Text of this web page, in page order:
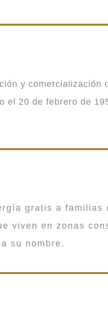
y comercialización
el 20 de febrero de
gratis a familias
viven en zonas
su nombre.